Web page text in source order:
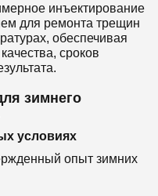
инъектирование
для ремонта трещин
обеспечивая
сроков
зимнего
условиях
опыт зимних